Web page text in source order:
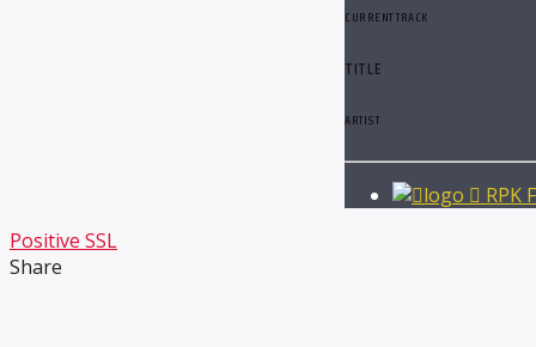
CURRENT TRACK
TITLE
ARTIST
RPK
Positive SSL
Share